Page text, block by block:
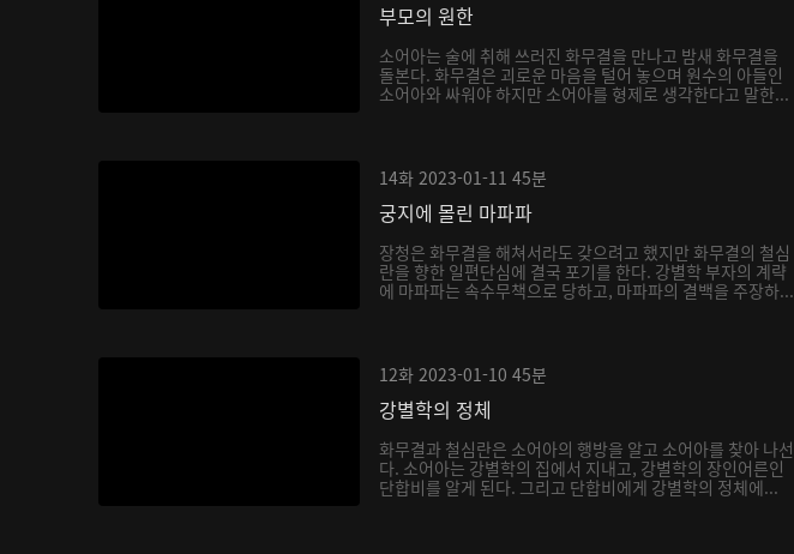
부모의 원한
소어아는 술에 취해 쓰러진 화무결을 만나고 밤새 화무결을
돌본다. 화무결은 괴로운 마음을 털어 놓으며 원수의 아들인
소어아와 싸워야 하지만 소어아를 형제로 생각한다고 말한...
14화 2023-01-11 45분
궁지에 몰린 마파파
장청은 화무결을 해쳐서라도 갖으려고 했지만 화무결의 철심
란을 향한 일편단심에 결국 포기를 한다. 강별학 부자의 계략
에 마파파는 속수무책으로 당하고, 마파파의 결백을 주장하...
12화 2023-01-10 45분
강별학의 정체
화무결과 철심란은 소어아의 행방을 알고 소어아를 찾아 나선
다. 소어아는 강별학의 집에서 지내고, 강별학의 장인어른인
단합비를 알게 된다. 그리고 단합비에게 강별학의 정체에...